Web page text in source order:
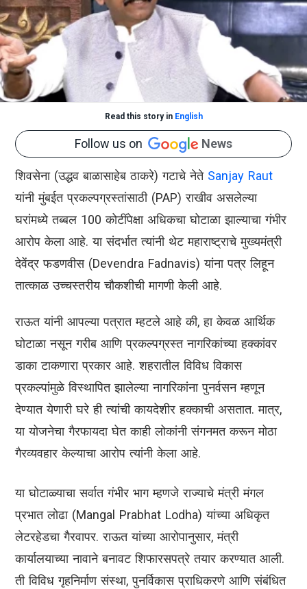
Read this story in English
Follow us on News
शिवसेना (उद्धव बाळासाहेब ठाकरे) गटाचे नेते Sanjay Raut
यांनी मुंबईत प्रकल्पग्रस्तांसाठी (PAP) राखीव असलेल्या
घरांमध्ये तब्बल 100 कोटींपेक्षा अधिकचा घोटाळा झाल्याचा गंभीर
आरोप केला आहे. या संदर्भात त्यांनी थेट महाराष्ट्राचे मुख्यमंत्री
देवेंद्र फडणवीस (Devendra Fadnavis) यांना पत्र लिहून
तात्काळ उच्चस्तरीय चौकशीची मागणी केली आहे.
राऊत यांनी आपल्या पत्रात म्हटले आहे की, हा केवळ आर्थिक
घोटाळा नसून गरीब आणि प्रकल्पग्रस्त नागरिकांच्या हक्कांवर
डाका टाकणारा प्रकार आहे. शहरातील विविध विकास
प्रकल्पांमुळे विस्थापित झालेल्या नागरिकांना पुनर्वसन म्हणून
देण्यात येणारी घरे ही त्यांची कायदेशीर हक्काची असतात. मात्र,
या योजनेचा गैरफायदा घेत काही लोकांनी संगनमत करून मोठा
गैरव्यवहार केल्याचा आरोप त्यांनी केला आहे.
या घोटाळ्याचा सर्वात गंभीर भाग म्हणजे राज्याचे मंत्री मंगल
प्रभात लोढा (Mangal Prabhat Lodha) यांच्या अधिकृत
लेटरहेडचा गैरवापर. राऊत यांच्या आरोपानुसार, मंत्री
कार्यालयाच्या नावाने बनावट शिफारसपत्रे तयार करण्यात आली.
ती विविध गृहनिर्माण संस्था, पुनर्विकास प्राधिकरणे आणि संबंधित